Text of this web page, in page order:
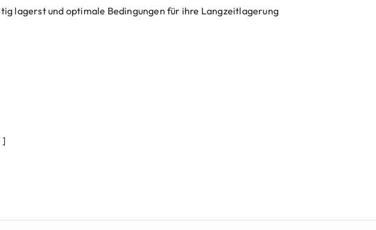
lagerst und optimale Bedingungen für ihre Langzeitlagerung
]